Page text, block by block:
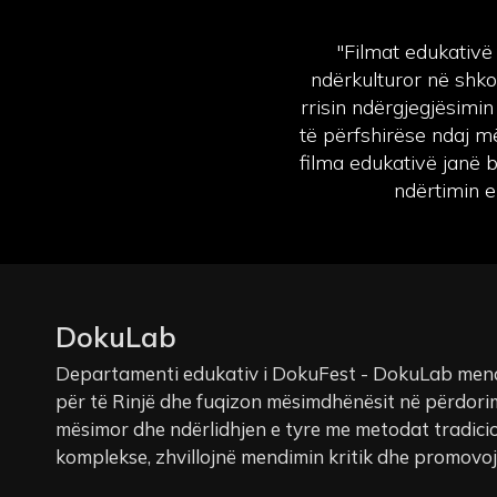
"Filmat
ndërkulturor në
rrisin
të përfshirëse ndaj
filma edukativë janë
ndërtimin
DokuLab
Departamenti edukativ i DokuFest - DokuLab
për të Rinjë dhe fuqizon mësimdhënësit në
mësimor dhe ndërlidhjen e tyre me metodat
komplekse, zhvillojnë mendimin kritik dhe